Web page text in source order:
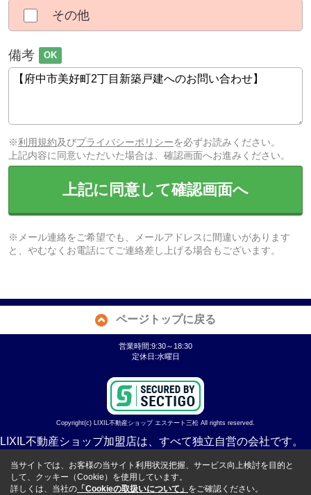
その他
備考 OK
※利用規約及びプライバシーポリシーを必ずお読みください。
上記内容に同意いただいた場合は、確認画面へお進みください。
上記に同意して確認画面へ
※メール連絡をご希望でも、メールアドレスに間違いがあります
と、やむなくお電話にてご連絡差し上げる場合もございます。
ページトップに戻る
営業時間:9:30～18:30
定休日:水曜日
Copyright(c) LIXIL不動産ショップ エステート三松 All rights reserved.
LIXIL不動産ショップ加盟店は、すべて独立自営の会社です。
当サイトでは、お客様の当サイト利用状況把握、サービス向上検討を目的と
して、クッキー（Cookie）を使用しています。
詳しくは、当社の 「Cookieの取扱いについて」 をご確認ください。